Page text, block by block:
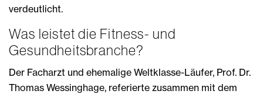
verdeutlicht.
Was leistet die Fitness- und
Gesundheitsbranche?
Der Facharzt und ehemalige Weltklasse-Läufer, Prof. Dr.
Thomas Wessinghage, referierte zusammen mit dem